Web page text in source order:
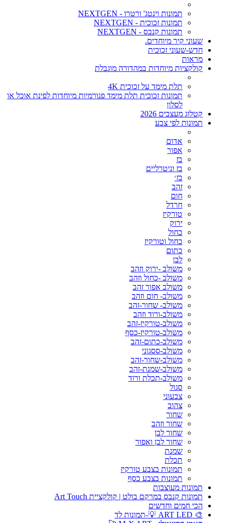
תמונות וינטג' ורטרו - NEXTGEN
תמונות זכוכית - NEXTGEN
תמונות קנבס - NEXTGEN
שעוני קיר מיוחדים.
חדש-שעוני זכוכית
מראות
קולקציות מיוחדות במהדורה מוגבלת
תלת מימד על זכוכית 4K
תמונות זכוכית תלת מימד פנורמיות מיוחדות לפינת אוכל או
לסלון
קטלוג מעצבים 2026
תמונות לפי צבע
אדום
אפור
בז
בז וניטרליים
בז׳
זהב
חום
חרדל
טורקיז
ירוק
כחול
כחול וטורקיז
כתום
לבן
משולב -ירוק וזהב
משולב -כחול וזהב
משולב אפור זהב
משולב- חום וזהב
משולב- שחור-זהב
משולב-ורוד וזהב
משולב-טורקיז-זהב
משולב-טורקיז-כסף
משולב-כתום-זהב
משולב-ססגוני
משולב-שחור-זהב
משולב-שמנת-זהב
משולב-תכלת ורוד
סגול
צבעוני
צהוב
שחור
שחור וזהב
שחור לבן
שחור לבן ואפור
שמנת
תכלת
תמונות בצבע טורקיז
תמונות בצבע כסף
תמונות מעוצבות
תמונות קנבס במרקם בולט | קולקציית Art Touch
הכי חמים וחדשים
🎨 ART LED 💡-תמונות לד